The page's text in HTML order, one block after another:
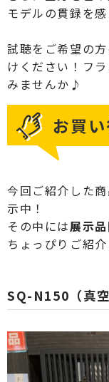
モデルの貫録を感
試聴をご希望の
けください！フ
みませんか♪
今回ご紹介した
示中！
その中には展示
ちょっぴりご紹介
SQ-N150（真